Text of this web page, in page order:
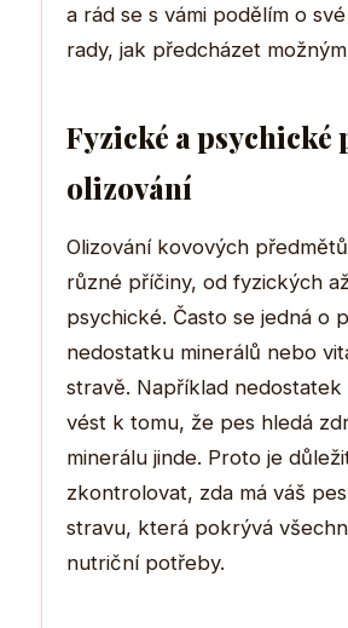
a rád se s vámi podělím o
rady, jak předcházet
Fyzické a
olizování
Olizování kovových
různé příčiny, od fyzických
psychické. Často se jedná o
nedostatku minerálů nebo
stravě. Například nedostatek
vést k tomu, že pes hledá
minerálu jinde. Proto je
zkontrolovat, zda má váš
stravu, která pokrývá
nutriční potřeby.